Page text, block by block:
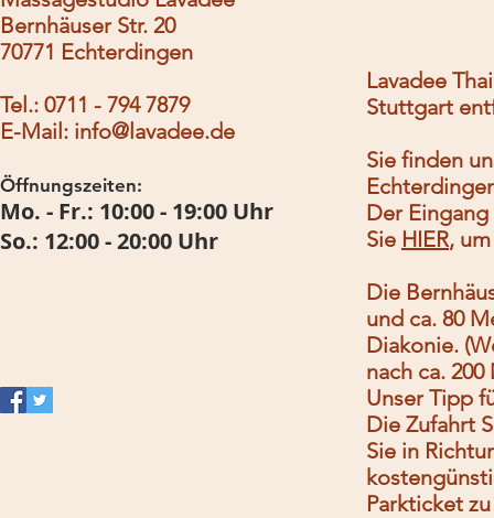
Bernhäuser Str. 20
70771 Echterdingen
Tel.: 0711 - 794 7879
E-Mail: info@lavadee.de
Öffnungszeiten:
Mo. - Fr.: 10:00 - 19:00 Uhr
So.: 12:00 - 20:00 Uhr
Lavadee
Stuttgart
Sie finden
Der
Sie HIER,
Die
und ca. 80
Diakonie.
nach ca.
Unser Tipp
Die Zufahrt
Sie in
Parkticket